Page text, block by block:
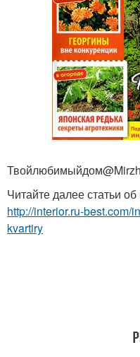
Читайте далее статьи
http://interior.ru-best.com/
kvartiry